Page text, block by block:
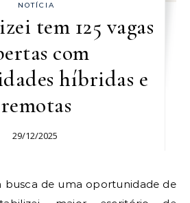
NOTÍCIA
tem 125 vagas
com
híbridas e
remotas
29/12/2025